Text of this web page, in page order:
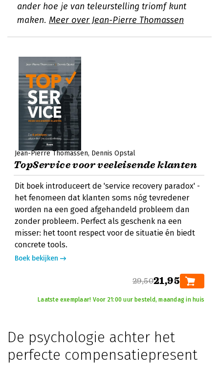
ander hoe je van teleurstelling triomf kunt
maken. Meer over Jean-Pierre Thomassen
Jean-Pierre Thomassen Dennis Opstal
TopService voor veeleisende klanten
Dit boek introduceert de 'service recovery paradox' -
het fenomeen dat klanten soms nóg tevredener
worden na een goed afgehandeld probleem dan
zonder probleem. Perfect als geschenk na een
misser: het toont respect voor de situatie én biedt
concrete tools.
Boek bekijken
29,5021,95
Laatste exemplaar! Voor 21:00 uur besteld, maandag in huis
De psychologie achter het
perfecte compensatiepresent